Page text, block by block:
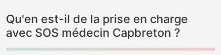
Qu'en est-il de la prise en charge
avec SOS médecin Capbreton ?